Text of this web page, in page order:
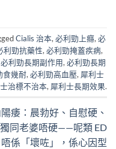
Cialis 治本, 必利勁上癮, 必
利勁抗藥性, 必利勁掩蓋疾病,
必利勁長期副作用, 必利勁長期
食幾耐, 必利勁高血壓, 犀利士
治標不治本, 犀利士長期效果.
痿：晨勃好、自慰硬、
同老婆唔硬——呢類 ED
唔係「壞咗」，係心因型